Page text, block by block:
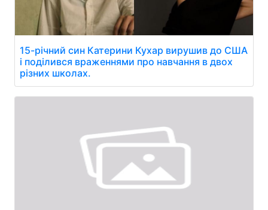
15-річний син Катерини Кухар вирушив до США
і поділився враженнями про навчання в двох
різних школах.